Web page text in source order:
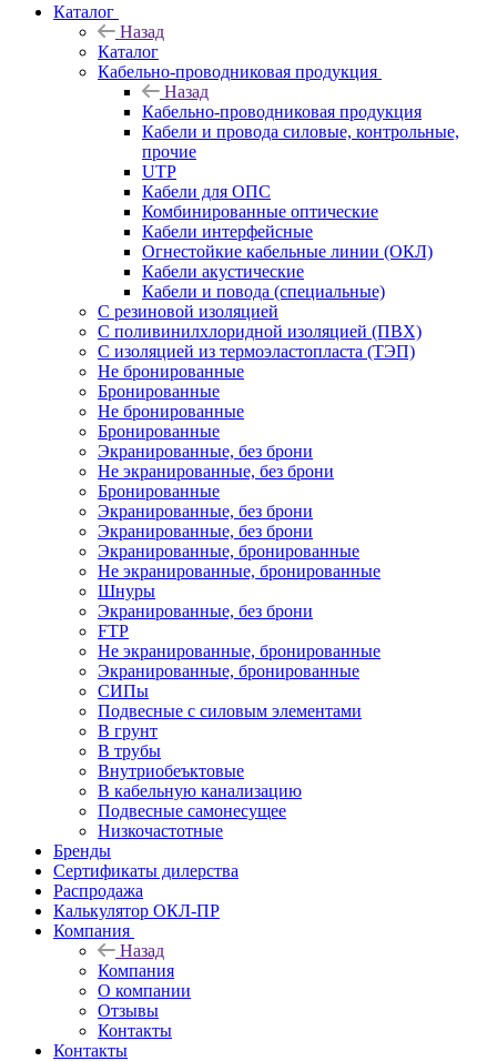
Каталог
Назад
Каталог
Кабельно-проводниковая продукция
Назад
Кабельно-проводниковая продукция
Кабели и провода силовые, контрольные,
прочие
UTP
Кабели для ОПС
Комбинированные оптические
Кабели интерфейсные
Огнестойкие кабельные линии (ОКЛ)
Кабели акустические
Кабели и повода (специальные)
С резиновой изоляцией
С поливинилхлоридной изоляцией (ПВХ)
С изоляцией из термоэластопласта (ТЭП)
Не бронированные
Бронированные
Не бронированные
Бронированные
Экранированные, без брони
Не экранированные, без брони
Бронированные
Экранированные, без брони
Экранированные, без брони
Экранированные, бронированные
Не экранированные, бронированные
Шнуры
Экранированные, без брони
FTP
Не экранированные, бронированные
Экранированные, бронированные
СИПы
Подвесные с силовым элементами
В грунт
В трубы
Внутриобеъктовые
В кабельную канализацию
Подвесные самонесущее
Низкочастотные
Бренды
Сертификаты дилерства
Распродажа
Калькулятор ОКЛ-ПР
Компания
Назад
Компания
О компании
Отзывы
Контакты
Контакты